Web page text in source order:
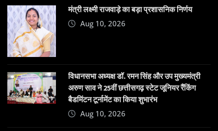
मंत्री लक्ष्मी राजवाड़े का बड़ा प्रशासनिक निर्णय
Aug 10, 2026
विधानसभा अध्यक्ष डॉ. रमन सिंह और उप मुख्यमंत्री
अरुण साव ने 25वीं छत्तीसगढ़ स्टेट जूनियर रैंकिंग
बैडमिंटन टूर्नामेंट का किया शुभारंभ
Aug 10, 2026